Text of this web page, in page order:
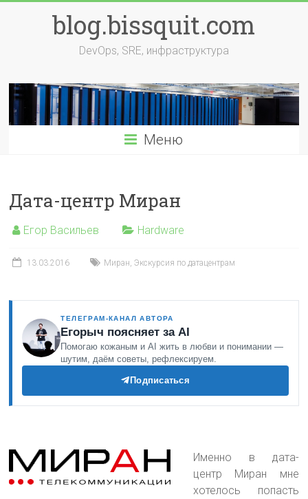
содержимомуblog.bissquit.com
DevOps, SRE, инфраструктура
Меню
Дата-центр Миран
Егор Васильев Hardware
13.03.2016 Миран,Экскурсия по датацентрам
ТЕЛЕГРАМ-КАНАЛ АВТОРА
Егорыч поясняет за AI
Помогаю кожаным и AI жить в любви и понимании —
шутим, даём советы, рефлексируем.
Подписаться
Именно в дата-
центр Миран мне
хотелось попасть